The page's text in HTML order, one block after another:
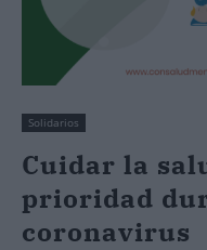
Solidarios
Cuidar la
prioridad
coronavirus